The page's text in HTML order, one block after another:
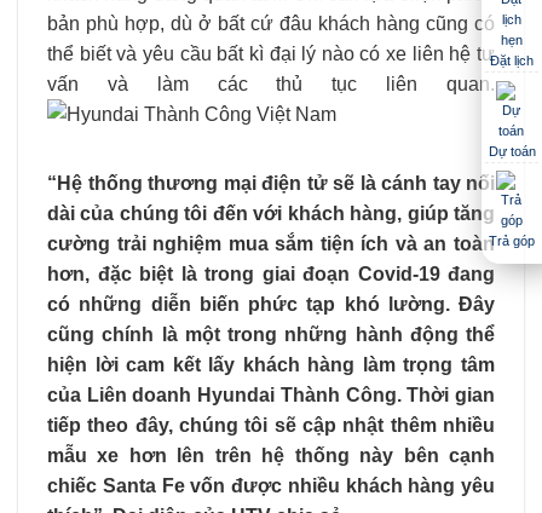
bản phù hợp, dù ở bất cứ đâu khách hàng cũng có
thể biết và yêu cầu bất kì đại lý nào có xe liên hệ tư
vấn và làm các thủ tục liên quan.
“Hệ thống thương mại điện tử sẽ là cánh tay nối
dài của chúng tôi đến với khách hàng, giúp tăng
cường trải nghiệm mua sắm tiện ích và an toàn
hơn, đặc biệt là trong giai đoạn Covid-19 đang
có những diễn biến phức tạp khó lường. Đây
cũng chính là một trong những hành động thể
hiện lời cam kết lấy khách hàng làm trọng tâm
của Liên doanh Hyundai Thành Công. Thời gian
tiếp theo đây, chúng tôi sẽ cập nhật thêm nhiều
mẫu xe hơn lên trên hệ thống này bên cạnh
chiếc Santa Fe vốn được nhiều khách hàng yêu
Đặt lịch
Dự toán
Trả góp